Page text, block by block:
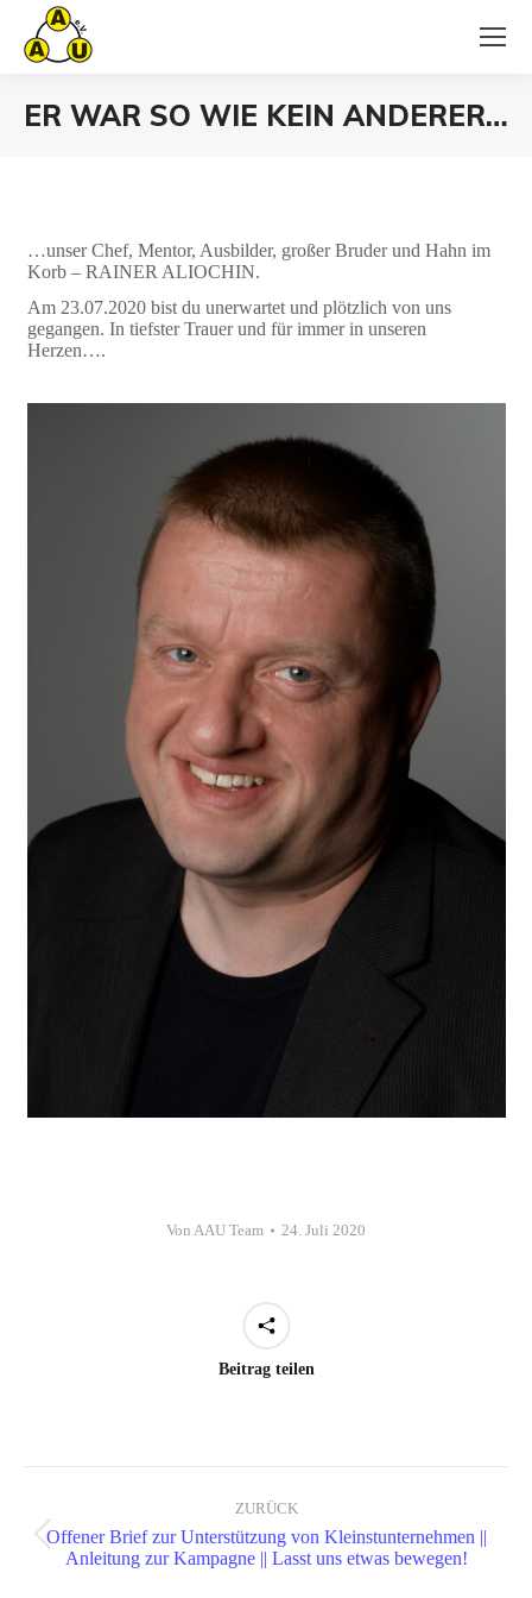
ER WAR SO WIE KEIN ANDERER…
…unser Chef, Mentor, Ausbilder, großer Bruder und Hahn im
Korb – RAINER ALIOCHIN.
Am 23.07.2020 bist du unerwartet und plötzlich von uns
gegangen. In tiefster Trauer und für immer in unseren
Herzen….
Von AAU Team 24. Juli 2020
Beitrag teilen
ZURÜCK
Vorheriger
Beitrag:
Offener Brief zur Unterstützung von Kleinstunternehmen ||
Anleitung zur Kampagne || Lasst uns etwas bewegen!